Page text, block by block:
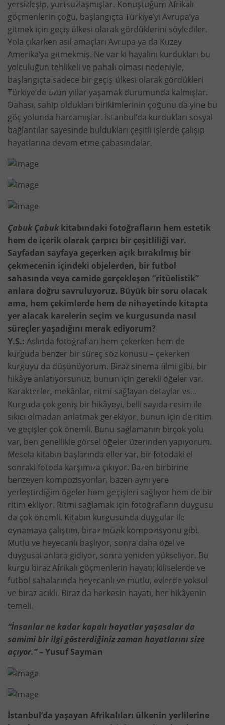
yersizleşip, yurtsuzlaşmışlar. Konuştuğum Afrikalı
göçmenlerin çoğu, başlangıçta Türkiye’yi Avrupa’ya
gitmek için geçiş ülkesi olarak gördüklerini söylediler.
Yola çıkarken asıl amaçları Avrupa ya da Kuzey
Amerika’ya gitmekmiş. Ne var ki hayalini kurdukları bu
yolculuğun tehlikeli ve pahalı olması nedeniyle,
başlangıçta sadece bir geçiş ülkesi olarak gördükleri
Türkiye’de uzun yıllar yaşamak durumunda kalmışlar.
Dahası, sahip oldukları birikimlerinin çoğunu da yine bu
göç yolunda harcamışlar. İstanbul’da kurdukları sosyal
bağlantılar sayesinde buldukları çeşitli işlerde çalışıp
hayatlarına devam etme çabasındalar.
Çabuk Çabuk kitabındaki fotoğrafların hem estetik
hem de içerik olarak çarpıcı bir çeşitliliği var.
Sayfadan sayfaya geçerken açık bırakılmış bir
çekmecenin içindeki objelerden, bir futbol
sahasında veya camide gerçekleşen “ritüelistik”
anlara doğru savruluyoruz. Büyük bir soru olacak
ama, hem çekimlerde hem de nihayetinde kitapta
yer alacak karelerin seçim ve kurgusunda nasıl
süreçler yaşadığını merak ediyorum?
Y.S.: Aslında fotoğrafları hem çekerken hem de
kurguda benzer bir süreç söz konusu – çekerken
kurguyu da düşünüyorum. Biraz sinema filmi gibi, bir
hikâye anlatıyorsunuz, bunun için gerekli öğeler var.
Karakterler, mekânlar, ritmi sağlayan detaylar vs…
Kurguda çok geniş bir hikâyeyi, belli sayıda resim ile
sıkıcı olmadan anlatmak gerekiyor, bunun için de ritim
ve geçişler çok önemli. Bunu sağlamanın birçok yolu
var, ben genellikle görsel öğeler üzerinden yapıyorum.
Mesela kitabın başlarında eller var, bir fotodaki el
sonraki fotoda karşımıza çıkıyor. Bazen birbirine
benzeyen kompozisyonlar, bazen aynı yere
yerleştirdiğim ögeler hem geçişleri sağlıyor hem de bir
ritim ekliyor. Ritmi sağlamak için fotoğrafların duygusu
da çok önemli. Kitabın kurgusunda duygular ile
oynamaya çalıştım, biraz müzik kompozisyonu gibi.
Mutlu ve heyecanlı başlıyor, sonra daha özel ve
duygusal anlara gidiyor, sonra yeniden yükseliyor. Bu
kurgu biraz Afrikalı göçmenlerin hayatı; kiliselerde ve
futbol sahalarında heyecanlı ve mutlu, evlerde yoksul
ve biraz acıklı. Biraz da herkesin hayatı, her hikâyenin
temeli.
“İnsanlar ne kadar kapalı hayatlar yaşasalar da
samimi bir ilgi gösterdiğiniz zaman hayatlarını size
açıyor.”– Yusuf Sayman
İstanbul’da yaşayan Afrikalıları ülkenin yerlilerine